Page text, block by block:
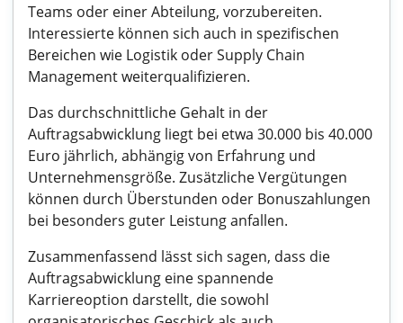
Teams oder einer Abteilung, vorzubereiten.
Interessierte können sich auch in spezifischen
Bereichen wie Logistik oder Supply Chain
Management weiterqualifizieren.
Das durchschnittliche Gehalt in der
Auftragsabwicklung liegt bei etwa 30.000 bis 40.000
Euro jährlich, abhängig von Erfahrung und
Unternehmensgröße. Zusätzliche Vergütungen
können durch Überstunden oder Bonuszahlungen
bei besonders guter Leistung anfallen.
Zusammenfassend lässt sich sagen, dass die
Auftragsabwicklung eine spannende
Karriereoption darstellt, die sowohl